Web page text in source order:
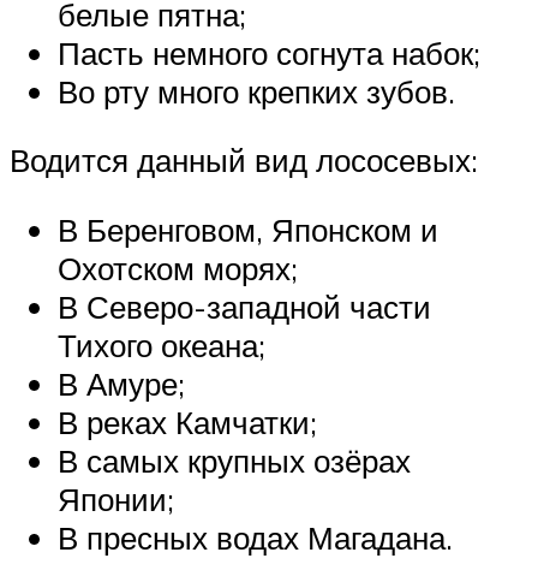
белые пятна;
Пасть немного согнута набок;
Во рту много крепких зубов.
Водится данный вид лососевых:
В Беренговом, Японском и
Охотском морях;
В Северо-западной части
Тихого океана;
В Амуре;
В реках Камчатки;
В самых крупных озёрах
Японии;
В пресных водах Магадана.